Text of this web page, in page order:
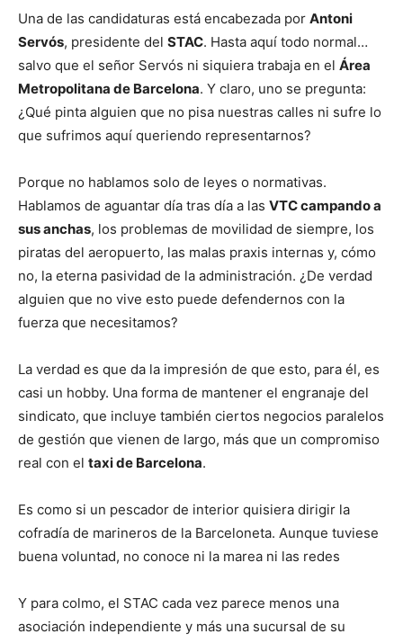
Una de las candidaturas está encabezada por Antoni
Servós, presidente del STAC. Hasta aquí todo normal…
salvo que el señor Servós ni siquiera trabaja en el Área
Metropolitana de Barcelona. Y claro, uno se pregunta:
¿Qué pinta alguien que no pisa nuestras calles ni sufre lo
que sufrimos aquí queriendo representarnos?
Porque no hablamos solo de leyes o normativas.
Hablamos de aguantar día tras día a las VTC campando a
sus anchas, los problemas de movilidad de siempre, los
piratas del aeropuerto, las malas praxis internas y, cómo
no, la eterna pasividad de la administración. ¿De verdad
alguien que no vive esto puede defendernos con la
fuerza que necesitamos?
La verdad es que da la impresión de que esto, para él, es
casi un hobby. Una forma de mantener el engranaje del
sindicato, que incluye también ciertos negocios paralelos
de gestión que vienen de largo, más que un compromiso
real con el taxi de Barcelona.
Es como si un pescador de interior quisiera dirigir la
cofradía de marineros de la Barceloneta. Aunque tuviese
buena voluntad, no conoce ni la marea ni las redes
Y para colmo, el STAC cada vez parece menos una
asociación independiente y más una sucursal de su